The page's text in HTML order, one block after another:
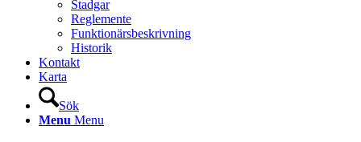
Stadgar
Reglemente
Funktionärsbeskrivning
Historik
Kontakt
Karta
Sök
Menu Menu